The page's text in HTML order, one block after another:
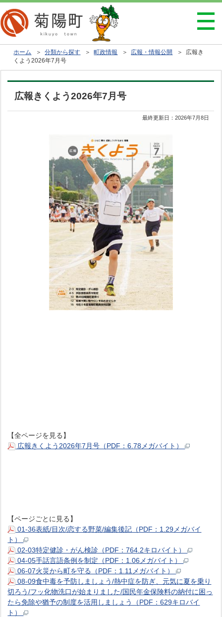
ホーム ＞分類から探す ＞町政情報 ＞ 広報・情報公開
＞ 広報き
くよう2026年7月号
広報きくよう2026年7月号
最終更新日：2026年7月8日
【全ページを見る】
広報きくよう2026年7月号（PDF：6.78メガバイト）
【ページごとに見る】
01-36表紙/目次/恋する野菜/編集後記（PDF：1.29メガバイ
ト）
02-03特定健診・がん検診（PDF：764.2キロバイト）
04-05手話言語条例を制定（PDF：1.06メガバイト）
06-07火災から町を守る（PDF：1.11メガバイト）
08-09食中毒を予防しましょう/熱中症を防ぎ、元気に夏を乗り
切ろう/フッ化物洗口が始まりました/国民年金保険料の納付に困っ
たら免除や猶予の制度を活用しましょう（PDF：629キロバイ
ト）